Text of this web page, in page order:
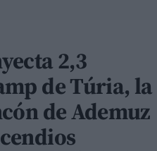
2,3
de Túria, la
de Ademuz